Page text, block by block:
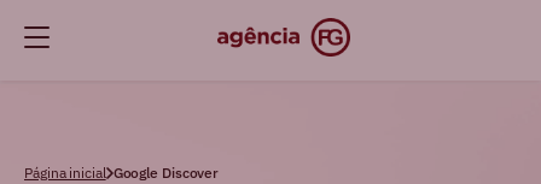
Página inicial Google Discover